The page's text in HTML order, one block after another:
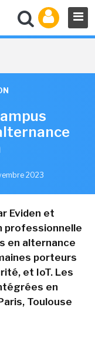
2023
Eviden et
professionnelle
en alternance
porteurs
et IoT. Les
en
Toulouse